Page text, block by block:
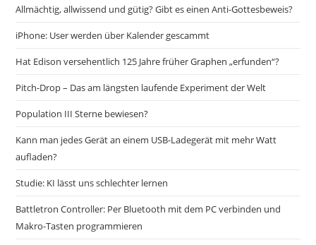
Allmächtig, allwissend und gütig? Gibt es einen Anti-Gottesbeweis?
iPhone: User werden über Kalender gescammt
Hat Edison versehentlich 125 Jahre früher Graphen „erfunden“?
Pitch-Drop – Das am längsten laufende Experiment der Welt
Population III Sterne bewiesen?
Kann man jedes Gerät an einem USB-Ladegerät mit mehr Watt
aufladen?
Studie: KI lässt uns schlechter lernen
Battletron Controller: Per Bluetooth mit dem PC verbinden und
Makro-Tasten programmieren